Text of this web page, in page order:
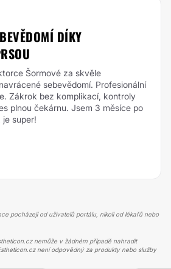
DÍKY
Šormové za skvěle
sebevědomí. Profesionální
Zákrok bez komplikací, kontroly
plnou čekárnu. Jsem 3 měsíce po
super!
pocházejí od uživatelů portálu, nikoli od lékařů nebo
nemůže v žádném případě nahradit
není odpovědný za produkty nebo služby